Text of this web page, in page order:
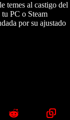
temes al castigo del
PC o Steam
por su ajustado